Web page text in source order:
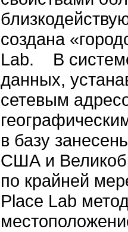
создана
Lab. В
данных,
сетевым
в базу
США и
по крайней
Place Lab